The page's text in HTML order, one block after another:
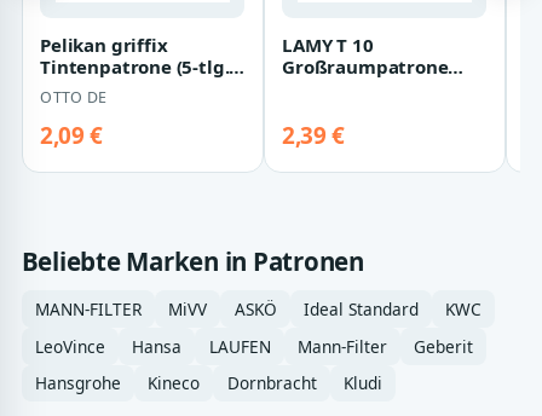
Pelikan griffix
Tintenpatrone (5-tlg.,
Großraum-
Tintenpatronen)
OTTO DE
2,09 €
LAMY T 10
Großraumpatrone
löschbar…
2,39 €
Beliebte Marken in Patronen
MANN-FILTER MiVV ASKÖ Ideal Standard
KWC
LeoVince
Hansa LAUFEN Mann-Filter
Geberit
Hansgrohe
Kineco Dornbracht Kludi